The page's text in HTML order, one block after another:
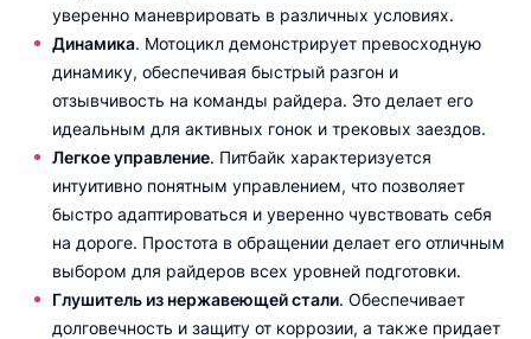
уверенно маневрировать в различных условиях.
Динамика. Мотоцикл демонстрирует превосходную
динамику, обеспечивая быстрый разгон и
отзывчивость на команды райдера. Это делает его
идеальным для активных гонок и трековых заездов.
Легкое управление. Питбайк характеризуется
интуитивно понятным управлением, что позволяет
быстро адаптироваться и уверенно чувствовать себя
на дороге. Простота в обращении делает его отличным
выбором для райдеров всех уровней подготовки.
Глушитель из нержавеющей стали. Обеспечивает
долговечность и защиту от коррозии, а также придает